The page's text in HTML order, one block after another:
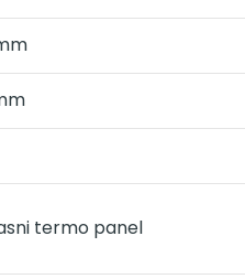
termo panel